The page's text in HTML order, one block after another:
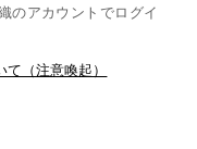
のアカウントでログイ
（注意喚起）